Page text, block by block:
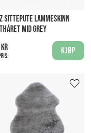
SITTEPUTE LAMMESKINN
MID GREY
kr
Kjøp